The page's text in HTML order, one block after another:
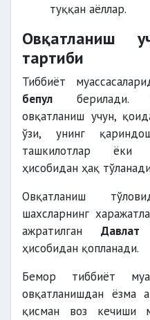
туққан аёллар.
Овқатланиш
тартиби
Тиббиёт
бепул берилади.
овқатланиш учун,
ўзи, унинг
ташкилотлар ёки
ҳисобидан ҳақ
Овқатланиш
шахсларнинг
ажратилган
ҳисобидан қопланади.
Бемор тиббиёт
овқатланишдан ёзма
қисман воз кечиши